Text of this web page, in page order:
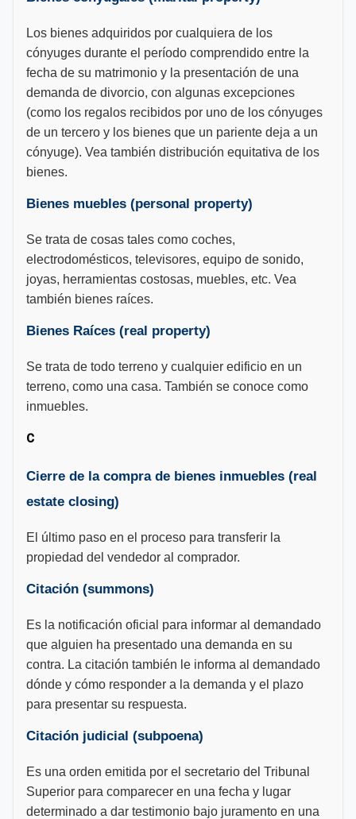
Los bienes adquiridos por cualquiera de los
cónyuges durante el período comprendido entre la
fecha de su matrimonio y la presentación de una
demanda de divorcio, con algunas excepciones
(como los regalos recibidos por uno de los cónyuges
de un tercero y los bienes que un pariente deja a un
cónyuge). Vea también distribución equitativa de los
bienes.
Bienes muebles (personal property)
Se trata de cosas tales como coches,
electrodomésticos, televisores, equipo de sonido,
joyas, herramientas costosas, muebles, etc. Vea
también bienes raíces.
Bienes Raíces (real property)
Se trata de todo terreno y cualquier edificio en un
terreno, como una casa. También se conoce como
inmuebles.
C
Cierre de la compra de bienes inmuebles (real
estate closing)
El último paso en el proceso para transferir la
propiedad del vendedor al comprador.
Citación (summons)
Es la notificación oficial para informar al demandado
que alguien ha presentado una demanda en su
contra. La citación también le informa al demandado
dónde y cómo responder a la demanda y el plazo
para presentar su respuesta.
Citación judicial (subpoena)
Es una orden emitida por el secretario del Tribunal
Superior para comparecer en una fecha y lugar
determinado a dar testimonio bajo juramento en una